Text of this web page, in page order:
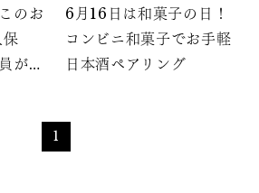
のお
がよ
6月16日は和菓子の日！
コンビニ和菓子でお手軽
日本酒ペアリング
1